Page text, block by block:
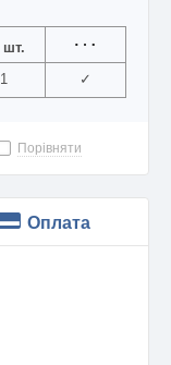
шт.
1 ✓
Порівняти
Оплата